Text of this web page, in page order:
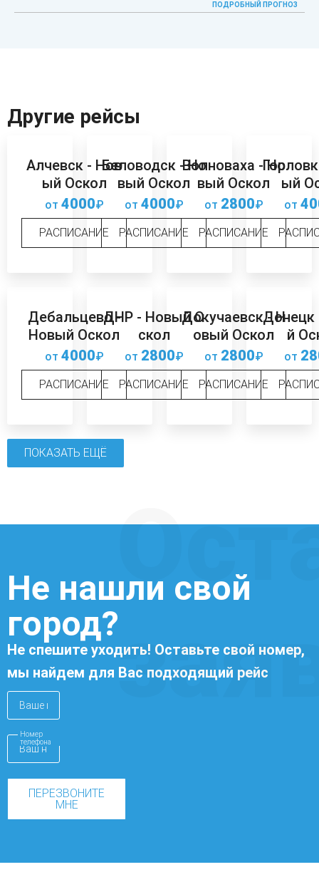
ПОДРОБНЫЙ ПРОГНОЗ
Другие рейсы
Алчевск - Нов
ый Оскол
от 4000₽
РАСПИСАНИЕ
Беловодск - Но
вый Оскол
от 4000₽
РАСПИСАНИЕ
Волноваха - Но
вый Оскол
от 2800₽
РАСПИСАНИЕ
ый
от
Дебальцево -
Новый Оскол
от 4000₽
РАСПИСАНИЕ
ДНР - Новый О
скол
от 2800₽
РАСПИСАНИЕ
Докучаевск - Н
овый Оскол
от 2800₽
РАСПИСАНИЕ
Донецк
й
от
ПОКАЗАТЬ ЕЩЁ
Не нашли свой
город?
Не спешите уходить! Оставьте свой номер,
мы найдем для Вас подходящий рейс
Номер
телефона
ПЕРЕЗВОНИТЕ
МНЕ